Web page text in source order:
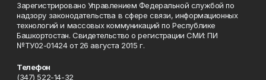
Зарегистрировано Управлением Федеральной службой по
надзору законодательства в сфере связи, информационных
технологий и массовых коммуникаций по Республике
Башкортостан. Свидетельство о регистрации СМИ: ПИ
№ТУ02-01424 от 26 августа 2015 г.
Телефон
(347) 522-14-32